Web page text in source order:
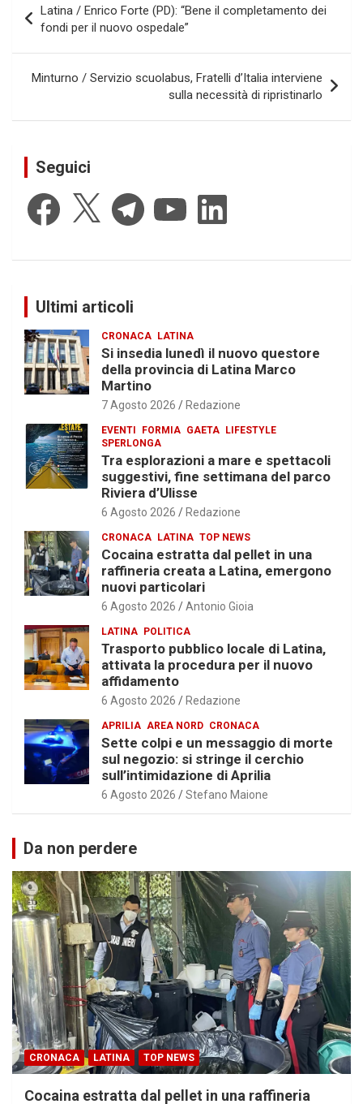
articoli
Latina / Enrico Forte (PD): “Bene il completamento dei
fondi per il nuovo ospedale”
Minturno / Servizio scuolabus, Fratelli d’Italia interviene
sulla necessità di ripristinarlo
Seguici
Facebook Telegram YouTube LinkedIn
Ultimi articoli
CRONACA LATINA
Si insedia lunedì il nuovo questore
della provincia di Latina Marco
Martino
7 Agosto 2026 Redazione
EVENTI FORMIA GAETA LIFESTYLE
SPERLONGA
Tra esplorazioni a mare e spettacoli
suggestivi, fine settimana del parco
Riviera d’Ulisse
6 Agosto 2026 Redazione
CRONACA LATINA TOP NEWS
Cocaina estratta dal pellet in una
raffineria creata a Latina, emergono
nuovi particolari
6 Agosto 2026 Antonio Gioia
LATINA POLITICA
Trasporto pubblico locale di Latina,
attivata la procedura per il nuovo
affidamento
6 Agosto 2026 Redazione
APRILIA AREA NORD CRONACA
Sette colpi e un messaggio di morte
sul negozio: si stringe il cerchio
sull’intimidazione di Aprilia
6 Agosto 2026 Stefano Maione
Da non perdere
CRONACA LATINA TOP NEWS
Cocaina estratta dal pellet in una raffineria